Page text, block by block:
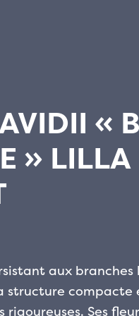
«
» LILLA
aux
structure
Ses